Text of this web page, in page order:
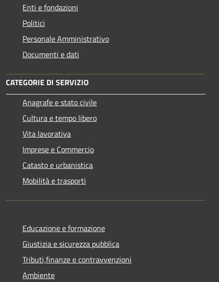
Enti e fondazioni
Politici
Personale Amministrativo
Documenti e dati
CATEGORIE DI SERVIZIO
Anagrafe e stato civile
Cultura e tempo libero
Vita lavorativa
Imprese e Commercio
Catasto e urbanistica
Mobilità e trasporti
Educazione e formazione
Giustizia e sicurezza pubblica
Tributi,finanze e contravvenzioni
Ambiente